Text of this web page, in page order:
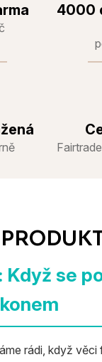
4000
Když se
rádi, když věci